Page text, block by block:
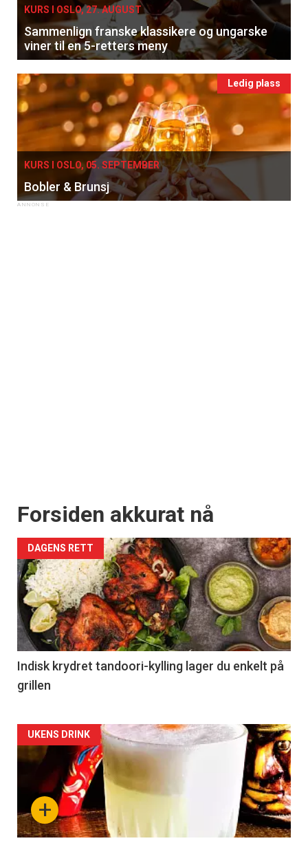
KURS I OSLO, 27. AUGUST
Sammenlign franske klassikere og ungarske
viner til en 5-retters meny
Ledig plass
KURS I OSLO, 05. SEPTEMBER
Bobler & Brunsj
Forsiden akkurat nå
DAGENS RETT
Indisk krydret tandoori-kylling lager du enkelt på
grillen
Forsiden
akkurat
nå
-
+
UKENS DRINK